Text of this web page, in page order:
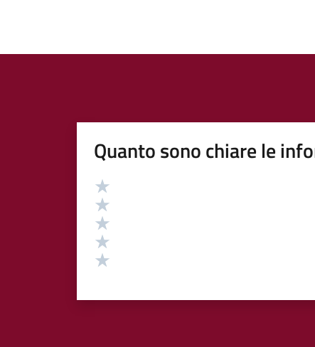
Quanto sono chiare le
Valutazione